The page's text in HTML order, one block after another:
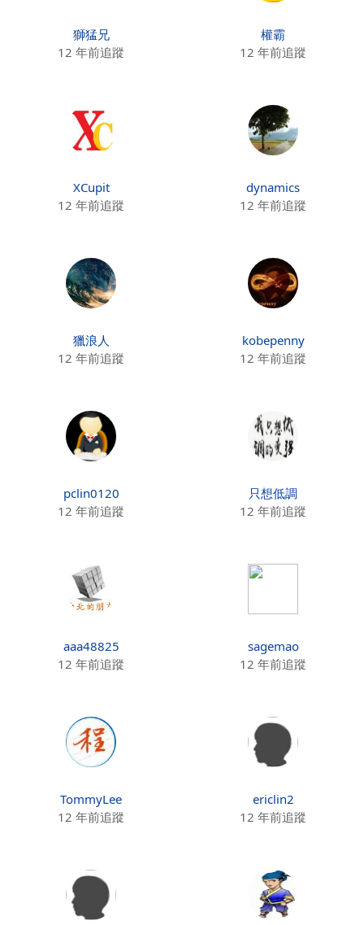
獅猛兄
12 年前追蹤
權霸
12 年前追蹤
XCupit
12 年前追蹤
dynamics
12 年前追蹤
獵浪人
12 年前追蹤
kobepenny
12 年前追蹤
pclin0120
12 年前追蹤
只想低調
12 年前追蹤
aaa48825
12 年前追蹤
sagemao
12 年前追蹤
TommyLee
12 年前追蹤
ericlin2
12 年前追蹤